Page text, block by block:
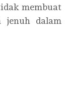
membuat
jenuh dalam